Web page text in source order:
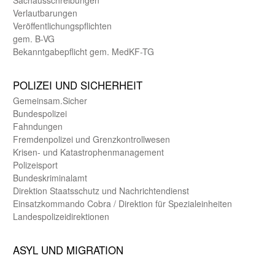
Verlautbarungen
Veröffentlichungspflichten
gem. B-VG
Bekanntgabepflicht gem. MedKF-TG
POLIZEI UND SICHER­HEIT
Gemein­sam.Sicher
Bundes­polizei
Fahndungen
Fremdenpolizei und Grenzkontrollwesen
Krisen- und Katastrophen­management
Polizeisport
Bundes­kriminal­amt
Direktion Staats­schutz und Nach­richten­dienst
Einsatz­kommando Cobra / Direktion für Spezialeinheiten
Landes­polizei­direk­tionen
ASYL UND MIGRA­TION